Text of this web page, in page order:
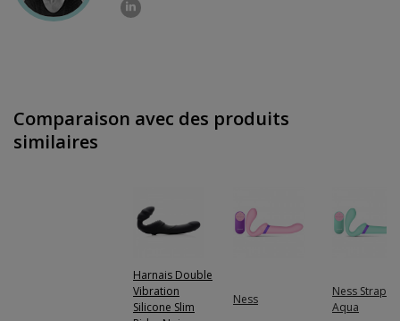
Comparaison avec des produits
similaires
Harnais Double
Vibration
Silicone Slim
Ness
Ness Strap-
Aqua